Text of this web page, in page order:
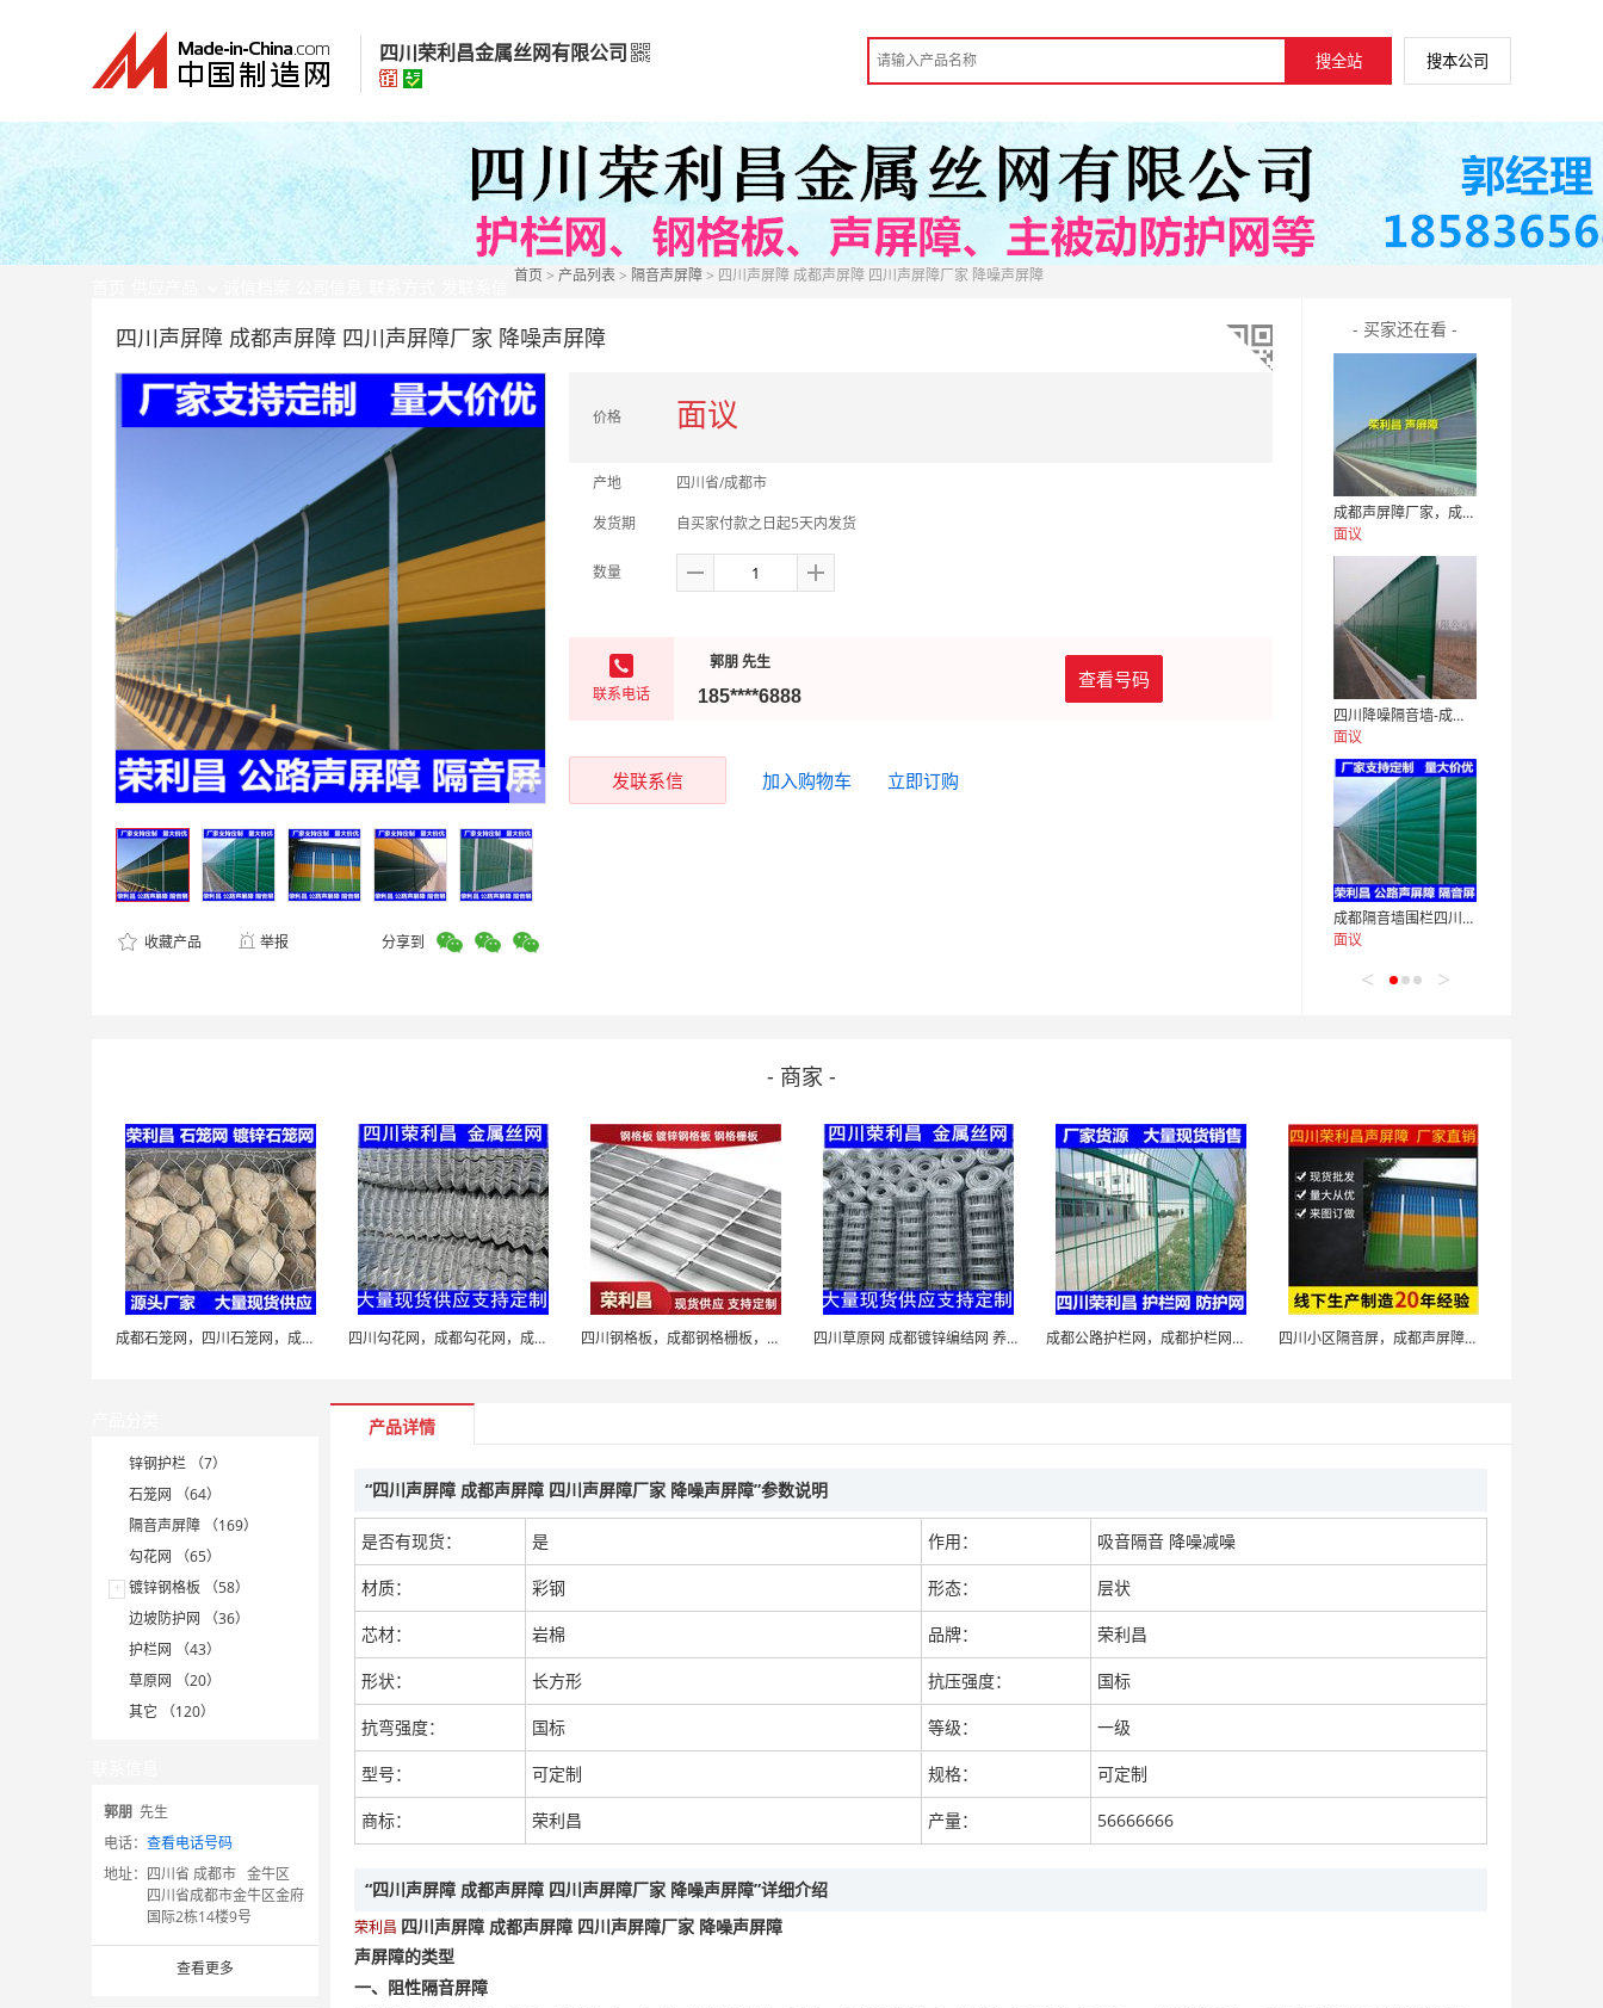
四川荣利昌金属丝网有限公司
四川荣利昌金属丝网有限公司
高级版
经营模式： 生产制造
所在地区：四川省 成都市
身份认证 手机访问展示厅
首页> 产品列表> 隔音声屏障> 四川声屏障 成都声屏障 四川声屏障厂家 降噪声屏障
四川声屏障 成都声屏障 四川声屏障厂家 降噪声屏障 - 买家还在看 -
成都声屏障厂家，成都隔音屏障，四川隔音屏障厂家
面议
四川降噪隔音墙-成都隔音墙声屏障-四川隔音墙厂家
面议
成都隔音墙围栏四川隔音声屏障成都声屏障厂家
面议
四川声屏障批发/成都声屏障安装/四川隔音声屏障厂家
面议
面议
面议
< >
收藏产品 举报 分享到
价格 面议
产地
四川省/成都市
发货期
自买家付款之日起5天内发货
数量
联系电话
郭朋 先生
185****6888
查看号码
发联系信 加入购物车 立即订购
- 商家 -
成都石笼网，四川石笼网，成都石笼网厂家，石笼网现货 四川勾花网，成都勾花网，成都绿化铁丝网，镀锌勾花网 四川钢格板，成都钢格栅板，钢格板厂家，成都钢格板 四川草原网 成都镀锌编结网 养殖围栏网 成都牛栏网 成都公路护栏网，成都护栏网，成都球场围栏，围栏网厂 四川小区隔音屏，成都声屏障，四川成都声屏障厂家
锌钢护栏 （7）
石笼网 （64）
隔音声屏障 （169）
勾花网 （65）
+ 镀锌钢格板 （58）
边坡防护网 （36）
护栏网 （43）
草原网 （20）
其它 （120）
郭朋 先生
电话： 查看电话号码
地址： 四川省 成都市 金牛区
四川省成都市金牛区金府
国际2栋14楼9号
查看更多
产品详情
“四川声屏障 成都声屏障 四川声屏障厂家 降噪声屏障”参数说明
是否有现货： 是 作用： 吸音隔音 降噪减噪
材质： 彩钢 形态： 层状
芯材： 岩棉 品牌： 荣利昌
形状： 长方形 抗压强度： 国标
抗弯强度： 国标 等级： 一级
型号： 可定制 规格： 可定制
商标： 荣利昌 产量： 56666666
“四川声屏障 成都声屏障 四川声屏障厂家 降噪声屏障”详细介绍
荣利昌 四川声屏障 成都声屏障 四川声屏障厂家 降噪声屏障
声屏障的类型
一、阻性隔音屏障